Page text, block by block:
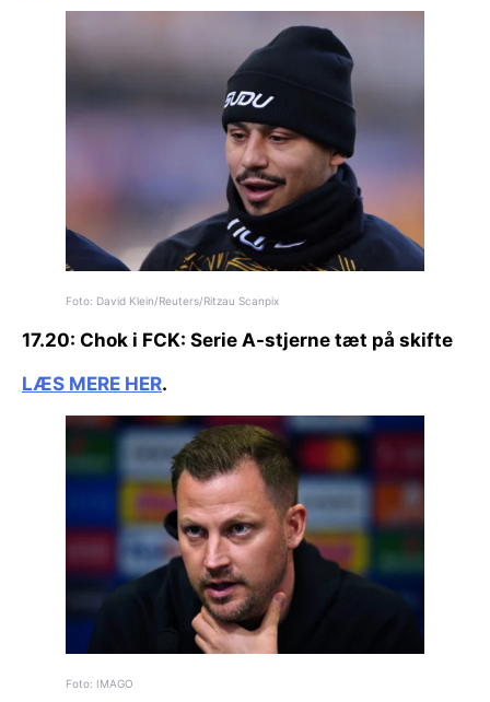
Foto: David Klein/Reuters/Ritzau Scanpix
17.20: Chok i FCK: Serie A-stjerne tæt på skifte
LÆS MERE HER.
Foto: IMAGO